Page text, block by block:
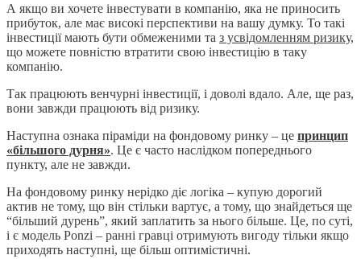
А якщо ви хочете інвестувати в компанію, яка не приносить
прибуток, але має високі перспективи на вашу думку. То такі
інвестиції мають бути обмеженими та з усвідомленням ризику,
що можете повністю втратити свою інвестицію в таку
компанію.
Так працюють венчурні інвестиції, і доволі вдало. Але, ще раз,
вони завжди працюють від ризику.
Наступна ознака піраміди на фондовому ринку – це принцип
«більшого дурня». Це є часто наслідком попереднього
пункту, але не завжди.
На фондовому ринку нерідко діє логіка – купую дорогий
актив не тому, що він стільки вартує, а тому, що знайдеться ще
“більший дурень”, який заплатить за нього більше. Це, по суті,
і є модель Ponzi – ранні гравці отримують вигоду тільки якщо
приходять наступні, ще більш оптимістичні.